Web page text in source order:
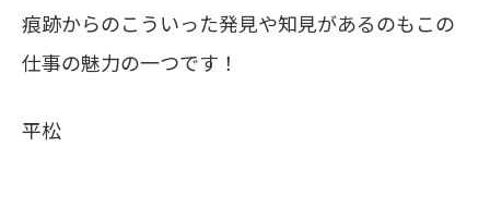
痕跡からのこういった発見や知見があるのもこの
仕事の魅力の一つです！
平松